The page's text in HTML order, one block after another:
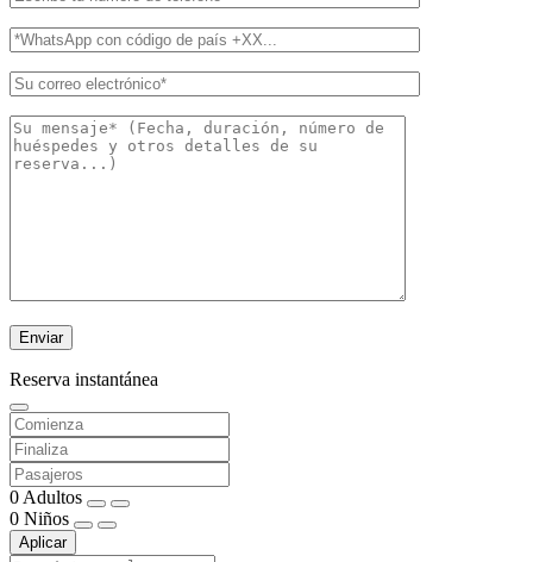
Reserva instantánea
0 Adultos
0 Niños
Aplicar